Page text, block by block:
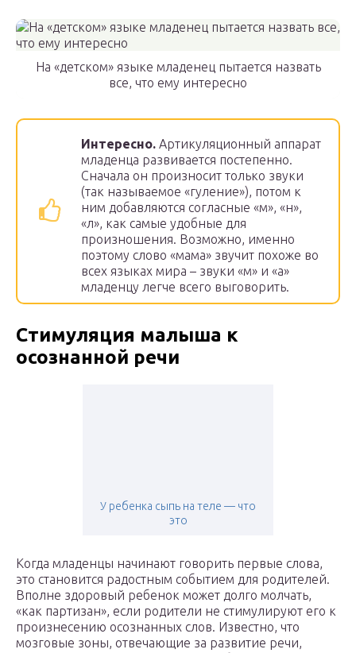
На «детском» языке младенец пытается назвать
все, что ему интересно
Интересно. Артикуляционный аппарат
младенца развивается постепенно.
Сначала он произносит только звуки
(так называемое «гуление»), потом к
ним добавляются согласные «м», «н»,
«л», как самые удобные для
произношения. Возможно, именно
поэтому слово «мама» звучит похоже во
всех языках мира – звуки «м» и «а»
младенцу легче всего выговорить.
Стимуляция малыша к
осознанной речи
У ребенка сыпь на теле — что
это
Когда младенцы начинают говорить первые слова,
это становится радостным событием для родителей.
Вполне здоровый ребенок может долго молчать,
«как партизан», если родители не стимулируют его к
произнесению осознанных слов. Известно, что
мозговые зоны, отвечающие за развитие речи,